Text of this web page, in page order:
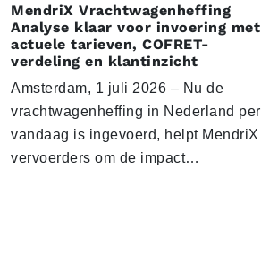
MendriX Vrachtwagenheffing
Analyse klaar voor invoering met
actuele tarieven, COFRET-
verdeling en klantinzicht
Amsterdam, 1 juli 2026 – Nu de
vrachtwagenheffing in Nederland per
vandaag is ingevoerd, helpt MendriX
vervoerders om de impact…